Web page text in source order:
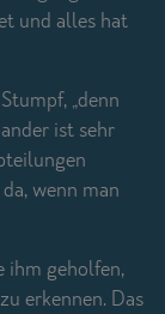
und alles hat
„denn
ist sehr
wenn man
ihm geholfen,
erkennen. Das